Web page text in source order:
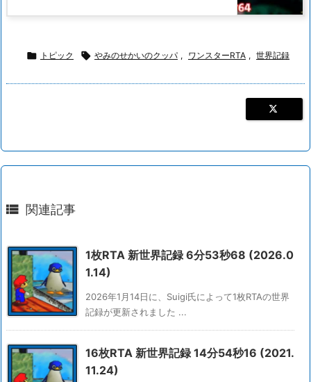
 トピック  やみのせかいのクッパ , ワンスターRTA , 世界記録
 関連記事
1枚RTA 新世界記録 6分53秒68 (2026.0
1.14)
2026年1月14日に、Suigi氏によって1枚RTAの世界
記録が更新されました ...
16枚RTA 新世界記録 14分54秒16 (2021.
11.24)